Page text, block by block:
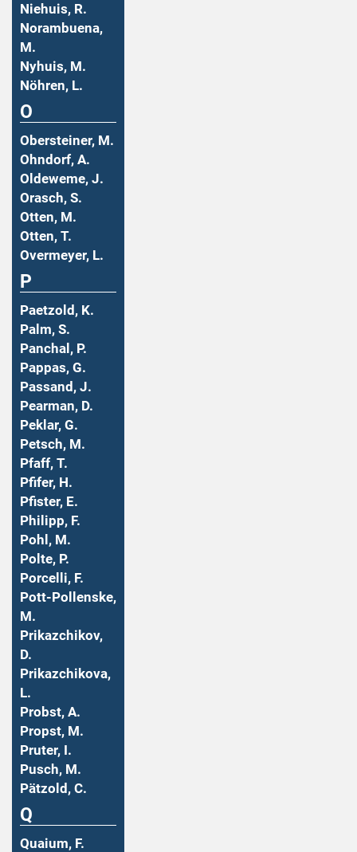
Niehuis, R.
Norambuena,
M.
Nyhuis, M.
Nöhren, L.
O
Obersteiner, M.
Ohndorf, A.
Oldeweme, J.
Orasch, S.
Otten, M.
Otten, T.
Overmeyer, L.
P
Paetzold, K.
Palm, S.
Panchal, P.
Pappas, G.
Passand, J.
Pearman, D.
Peklar, G.
Petsch, M.
Pfaff, T.
Pfifer, H.
Pfister, E.
Philipp, F.
Pohl, M.
Polte, P.
Porcelli, F.
Pott-Pollenske,
M.
Prikazchikov,
D.
Prikazchikova,
L.
Probst, A.
Propst, M.
Pruter, I.
Pusch, M.
Pätzold, C.
Q
Quaium, F.